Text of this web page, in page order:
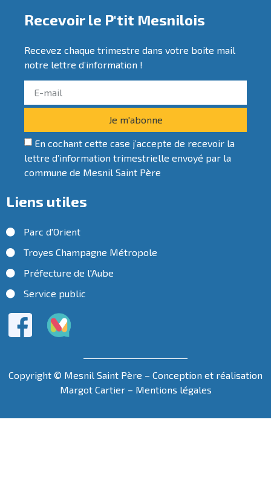
Recevoir le P'tit Mesnilois
Recevez chaque trimestre dans votre boite mail
notre lettre d’information !
En cochant cette case j’accepte de recevoir la
lettre d’information trimestrielle envoyé par la
commune de Mesnil Saint Père
Je m'abonne
Liens utiles
Parc d'Orient
Troyes Champagne Métropole
Préfecture de l'Aube
Service public
Copyright © Mesnil Saint Père – Conception et réalisation
Margot Cartier– Mentions légales